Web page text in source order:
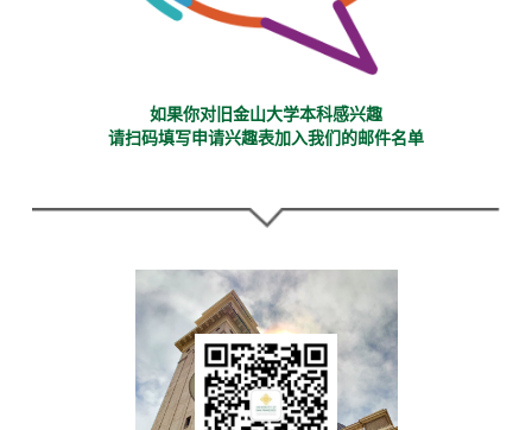
如果你对旧金山大学本科感兴趣
请扫码填写申请兴趣表加入我们的邮件名单